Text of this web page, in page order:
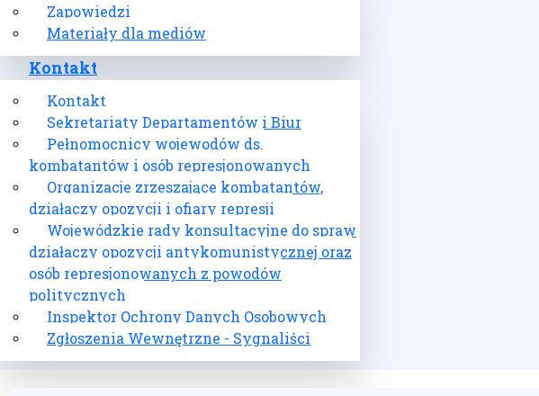
Zapowiedzi
Materiały dla mediów
Kontakt
Kontakt
Sekretariaty Departamentów i Biur
Pełnomocnicy wojewodów ds.
kombatantów i osób represjonowanych
Organizacje zrzeszające kombatantów,
działaczy opozycji i ofiary represji
Wojewódzkie rady konsultacyjne do spraw
działaczy opozycji antykomunistycznej oraz
osób represjonowanych z powodów
politycznych
Inspektor Ochrony Danych Osobowych
Zgłoszenia Wewnętrzne - Sygnaliści